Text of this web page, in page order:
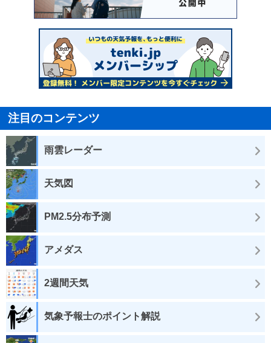
注目のコンテンツ
雨雲レーダー
天気図
PM2.5分布予測
アメダス
2週間天気
気象予報士のポイント解説